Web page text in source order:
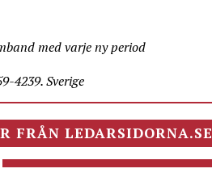
med varje ny period
4239. Sverige
FRÅN LEDARSIDORNA.SE